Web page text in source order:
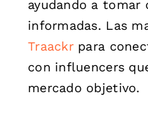
ayudando a tomar
informadas. Las
Traackrpara
con influencers
mercado objetivo.